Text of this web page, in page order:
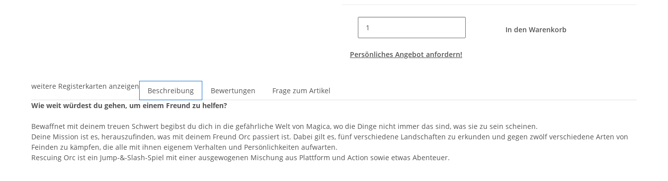
In den Warenkorb
Persönliches Angebot anfordern!
weitere Registerkarten anzeigen Beschreibung Bewertungen
Frage zum Artikel
Wie weit würdest du gehen, um einem Freund zu helfen?
Bewaffnet mit deinem treuen Schwert begibst du dich in die gefährliche Welt von Magica, wo die Dinge nicht immer das sind, was sie zu sein scheinen.
Deine Mission ist es, herauszufinden, was mit deinem Freund Orc passiert ist. Dabei gilt es, fünf verschiedene Landschaften zu erkunden und gegen zwölf verschiedene Arten von
Feinden zu kämpfen, die alle mit ihnen eigenem Verhalten und Persönlichkeiten aufwarten.
Rescuing Orc ist ein Jump-&-Slash-Spiel mit einer ausgewogenen Mischung aus Plattform und Action sowie etwas Abenteuer.